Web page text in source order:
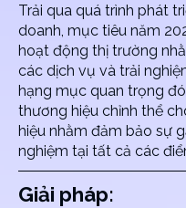
Trải qua quá trình phát
doanh, mục tiêu năm
hoạt động thị trường
các dịch vụ và trải
hạng mục quan trọng
thương hiệu chỉnh thể
hiệu nhằm đảm bảo sự
nghiệm tại tất cả các
Giải pháp: